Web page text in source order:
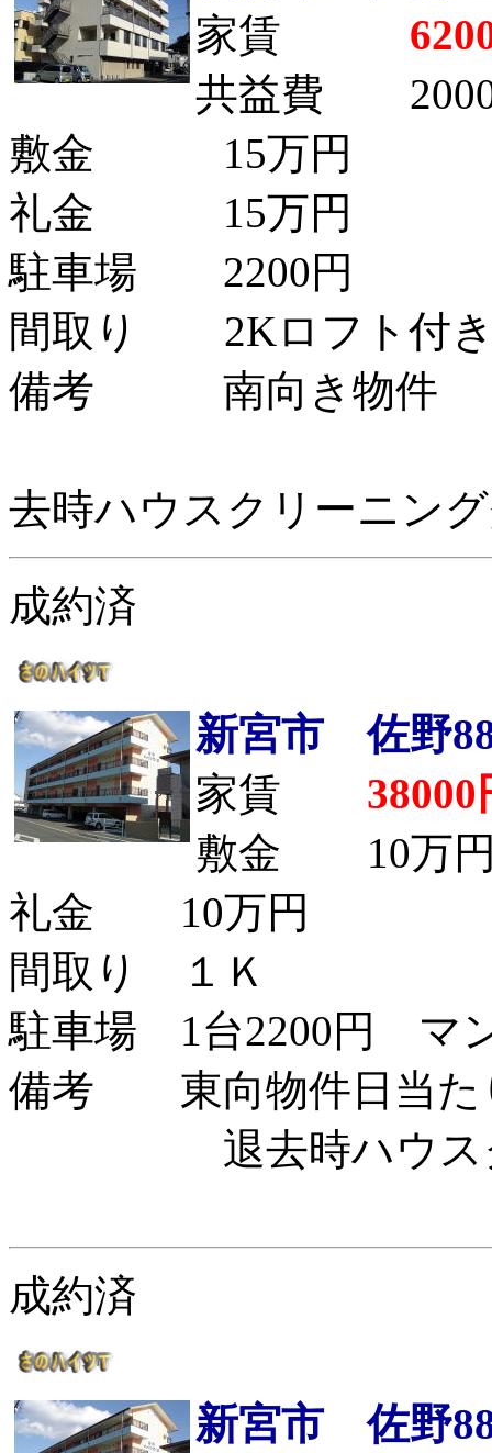
家賃
共益費
敷金 15万円
礼金 15万円
駐車場 2200円
間取り 2Kロフト付
備考 南向き物件
去時ハウスクリーニン
成約済
新宮市 佐野
家賃 38000
敷金 10万
礼金 10万円
間取り １Ｋ
駐車場 1台2200円 マ
備考 東向物件日当
退去時ハウスクリ
成約済
新宮市 佐野